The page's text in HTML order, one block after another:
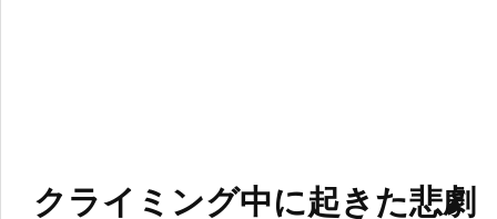
クライミング中に起きた悲劇